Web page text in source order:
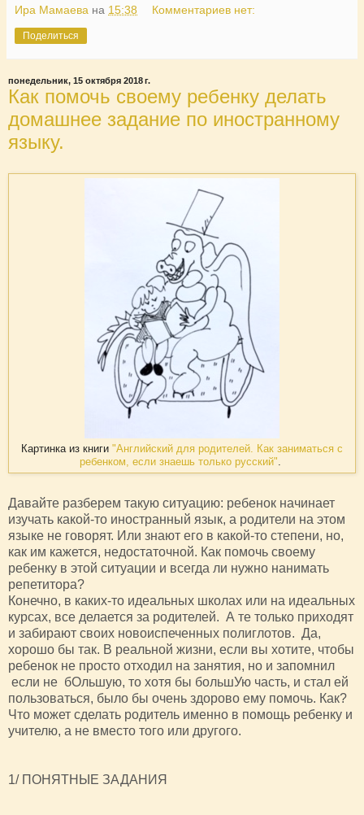
Ира Мамаева на 15:38 Комментариев нет:
Поделиться
понедельник, 15 октября 2018 г.
Как помочь своему ребенку делать
домашнее задание по иностранному
языку.
Картинка из книги "Английский для родителей. Как заниматься с
ребенком, если знаешь только русский"
Давайте разберем такую ситуацию: ребенок начинает
изучать какой-то иностранный язык, а родители на этом
языке не говорят. Или знают его в какой-то степени, но,
как им кажется, недостаточной. Как помочь своему
ребенку в этой ситуации и всегда ли нужно нанимать
репетитора?
Конечно, в каких-то идеальных школах или на идеальных
курсах, все делается за родителей. А те только приходят
и забирают своих новоиспеченных полиглотов. Да,
хорошо бы так. В реальной жизни, если вы хотите, чтобы
ребенок не просто отходил на занятия, но и запомнил
если не бОльшую, то хотя бы большУю часть, и стал ей
пользоваться, было бы очень здорово ему помочь. Как?
Что может сделать родитель именно в помощь ребенку и
учителю, а не вместо того или другого.
1/ ПОНЯТНЫЕ ЗАДАНИЯ